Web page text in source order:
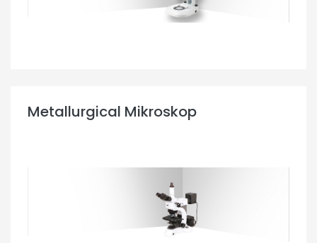
Metallurgical Mikroskop